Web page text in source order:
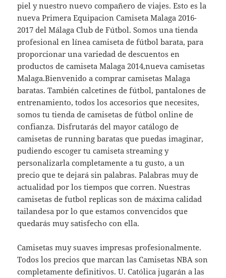
piel y nuestro nuevo compañero de viajes. Esto es la
nueva Primera Equipacion Camiseta Malaga 2016-
2017 del Málaga Club de Fútbol. Somos una tienda
profesional en línea camiseta de fútbol barata, para
proporcionar una variedad de descuentos en
productos de camiseta Malaga 2014,nueva camisetas
Malaga.Bienvenido a comprar camisetas Malaga
baratas. También calcetines de fútbol, pantalones de
entrenamiento, todos los accesorios que necesites,
somos tu tienda de camisetas de fútbol online de
confianza. Disfrutarás del mayor catálogo de
camisetas de running baratas que puedas imaginar,
pudiendo escoger tu camiseta streaming y
personalizarla completamente a tu gusto, a un
precio que te dejará sin palabras. Palabras muy de
actualidad por los tiempos que corren. Nuestras
camisetas de futbol replicas son de máxima calidad
tailandesa por lo que estamos convencidos que
quedarás muy satisfecho con ella.
Camisetas muy suaves impresas profesionalmente.
Todos los precios que marcan las Camisetas NBA son
completamente definitivos. U. Católica jugarán a las